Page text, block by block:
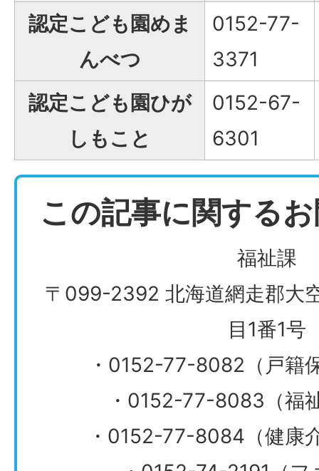
認定こども園めま
んべつ
0152-77-
3371
認定こども園ひが
しもこと
0152-67-
6301
この記事に関する
福祉課
〒099-2392 北海道網走郡大
目1番1号
・0152-77-8082（戸籍
・0152-77-8083（福
・0152-77-8084（健康